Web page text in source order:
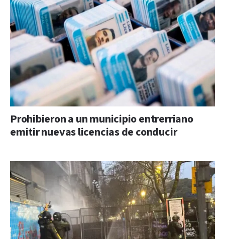
Prohibieron a un municipio entrerriano
emitir nuevas licencias de conducir